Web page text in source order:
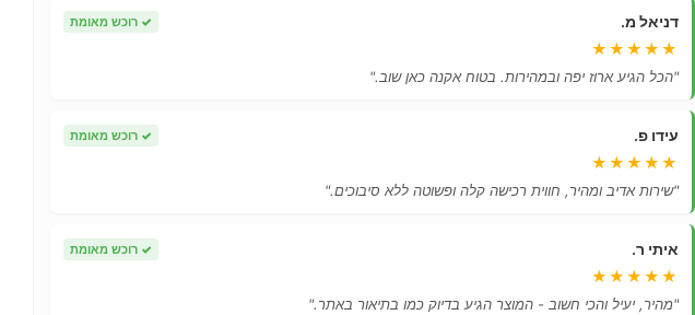
דניאל מ. ✓ רוכש מאומת
★★★★★
"הכל הגיע ארוז יפה ובמהירות. בטוח אקנה כאן שוב."
עידו פ. ✓ רוכש מאומת
★★★★★
"שירות אדיב ומהיר, חווית רכישה קלה ופשוטה ללא סיבוכים."
איתי ר. ✓ רוכש מאומת
★★★★★
"מהיר, יעיל והכי חשוב - המוצר הגיע בדיוק כמו בתיאור באתר."